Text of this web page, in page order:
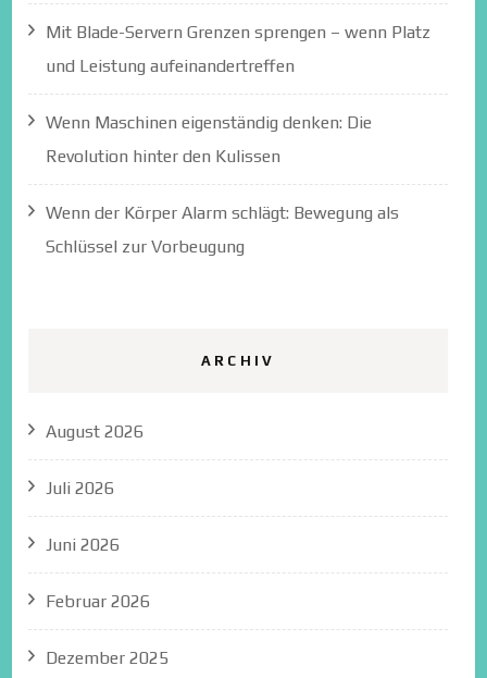
Mit Blade-Servern Grenzen sprengen – wenn Platz
und Leistung aufeinandertreffen
Wenn Maschinen eigenständig denken: Die
Revolution hinter den Kulissen
Wenn der Körper Alarm schlägt: Bewegung als
Schlüssel zur Vorbeugung
ARCHIV
August 2026
Juli 2026
Juni 2026
Februar 2026
Dezember 2025